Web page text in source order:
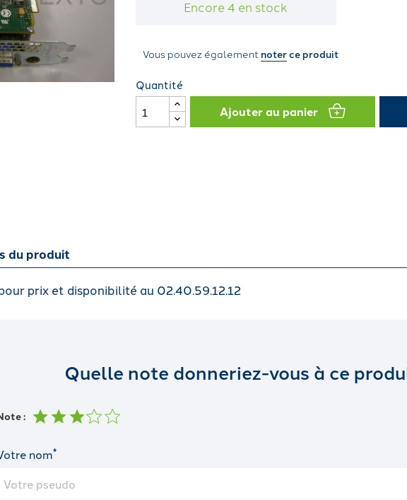
Encore 4 en stock
Vous pouvez également noterce produit
Quantité
Ajouter au panier
du produit
prix et disponibilité au 02.40.59.12.12
Quelle note donneriez-vous à ce
:
nom*